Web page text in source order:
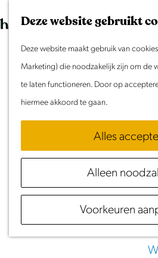
Deze website gebruikt
Deze website maakt gebruik van
Marketing) die noodzakelijk zijn om de
te laten functioneren. Door op
hiermee akkoord te gaan.
Alles
Alleen
Voorkeuren
G
a
K
a
r
t
Z
e
k
e
n
e
n
u
Doen
Routes
450